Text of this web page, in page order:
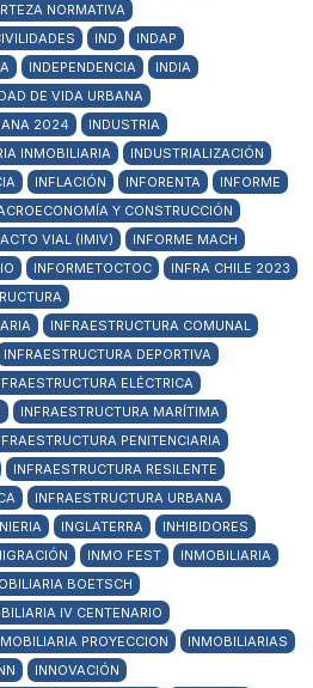
NORMATIVA
IND
INDAP
INDEPENDENCIA
INDIA
DE VIDA URBANA
2024
INDUSTRIA
INMOBILIARIA
INDUSTRIALIZACIÓN
INFLACIÓN INFORENTA
INFORME
Y CONSTRUCCIÓN
VIAL (IMIV)
INFORME MACH
INFORMETOCTOC
INFRA CHILE 2023
INFRAESTRUCTURA COMUNAL
INFRAESTRUCTURA DEPORTIVA
ELÉCTRICA
INFRAESTRUCTURA MARÍTIMA
PENITENCIARIA
INFRAESTRUCTURA RESILENTE
INFRAESTRUCTURA URBANA
INGLATERRA
INHIBIDORES
INMO FEST
INMOBILIARIA
BOETSCH
IV CENTENARIO
PROYECCION
INMOBILIARIAS
INNOVACIÓN